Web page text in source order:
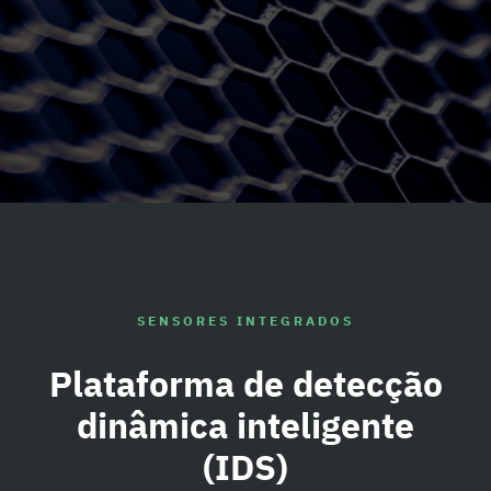
SENSORES INTEGRADOS
Plataforma de detecção
dinâmica inteligente
(IDS)